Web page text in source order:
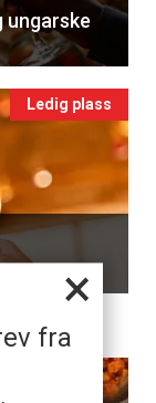
×
fra
ungarske
Ledig plass